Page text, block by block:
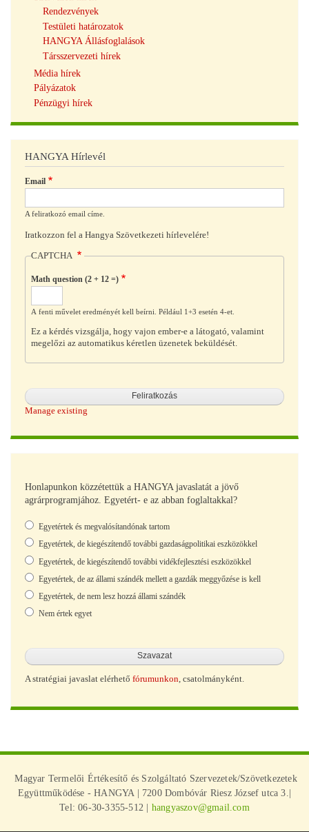
Rendezvények
Testületi határozatok
HANGYA Állásfoglalások
Társszervezeti hírek
Média hírek
Pályázatok
Pénzügyi hírek
HANGYA Hírlevél
Email
A feliratkozó email címe.
Iratkozzon fel a Hangya Szövetkezeti hírlevelére!
CAPTCHA
Math question (2 + 12 =)
A fenti művelet eredményét kell beírni. Például 1+3 esetén 4-et.
Ez a kérdés vizsgálja, hogy vajon ember-e a látogató, valamint
megelőzi az automatikus kéretlen üzenetek beküldését.
Manage existing
Honlapunkon közzétettük a HANGYA javaslatát a jövő
agrárprogramjához. Egyetért- e az abban foglaltakkal?
Választások
Egyetértek és megvalósítandónak tartom
Egyetértek, de kiegészítendő további gazdaságpolitikai eszközökkel
Egyetértek, de kiegészítendő további vidékfejlesztési eszközökkel
Egyetértek, de az állami szándék mellett a gazdák meggyőzése is kell
Egyetértek, de nem lesz hozzá állami szándék
Nem értek egyet
A stratégiai javaslat elérhető fórumunkon, csatolmányként.
Magyar Termelői Értékesítő és Szolgáltató Szervezetek/Szövetkezetek
Együttműködése - HANGYA | 7200 Dombóvár Riesz József utca 3.|
Tel: 06-30-3355-512 | hangyaszov@gmail.com